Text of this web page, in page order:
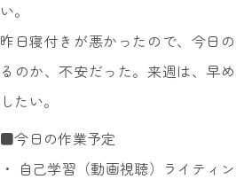
い。
昨日寝付きが悪かったので、今日
るのか、不安だった。来週は、早
したい。
■今日の作業予定
・ 自己学習（動画視聴）ライティ